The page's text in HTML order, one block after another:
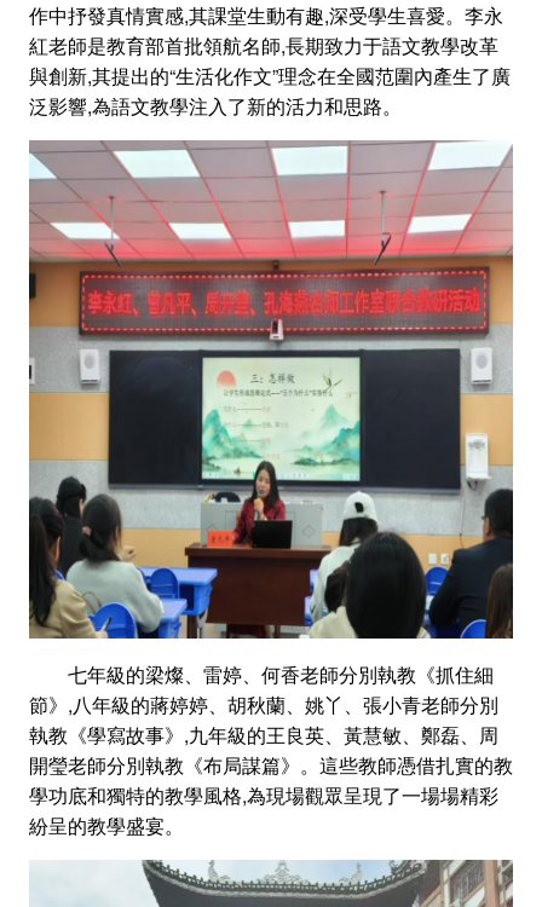
作中抒發真情實感,其課堂生動有趣,深受學生喜愛。李永
紅老師是教育部首批領航名師,長期致力于語文教學改革
與創新,其提出的“生活化作文”理念在全國范圍內產生了廣
泛影響,為語文教學注入了新的活力和思路。
七年級的梁燦、雷婷、何香老師分別執教《抓住細
節》,八年級的蔣婷婷、胡秋蘭、姚丫、張小青老師分別
執教《學寫故事》,九年級的王良英、黃慧敏、鄭磊、周
開瑩老師分別執教《布局謀篇》。這些教師憑借扎實的教
學功底和獨特的教學風格,為現場觀眾呈現了一場場精彩
紛呈的教學盛宴。